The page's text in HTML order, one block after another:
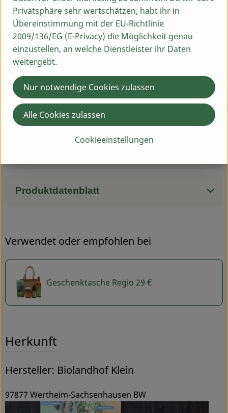
Kohlenhydrate: 6,8g
davon Zucker: 1,1g
Eiweiß: 16,6g
Salz: 3g
Füllmenge: 250g
Abtropfgewicht: 150g
Produktinformationen
Produktdatenblatt
Verwendet oder empfohlen bei
Geschenktasche Regio 29 €
Herkunft
Hersteller: Biolandhof Klein
97877 Wertheim-Sachsenhausen BW
Privatsphäre sehr wertschätzen, habt ihr in
Übereinstimmung mit der EU-Richtlinie
2009/136/EG (E-Privacy) die Möglichkeit genau
einzustellen, an welche Dienstleister ihr Daten
weitergebt.
Cookieeinstellungen
Nur notwendige Cookies zulassen
Alle Cookies zulassen